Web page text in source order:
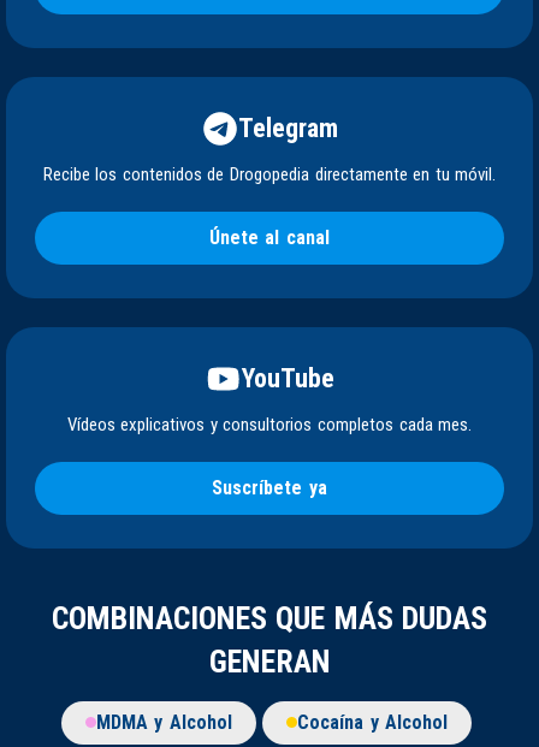
Telegram
Recibe los contenidos de Drogopedia directamente en tu móvil.
Únete al canal
YouTube
Vídeos explicativos y consultorios completos cada mes.
Suscríbete ya
COMBINACIONES QUE MÁS DUDAS
GENERAN
MDMA y Alcohol Cocaína y Alcohol